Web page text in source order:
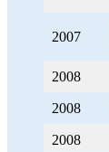
2007
2008
2008
2008